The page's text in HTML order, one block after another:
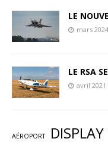
LE
mars 2024
LE RSA
avril 2021
AÉROPORT